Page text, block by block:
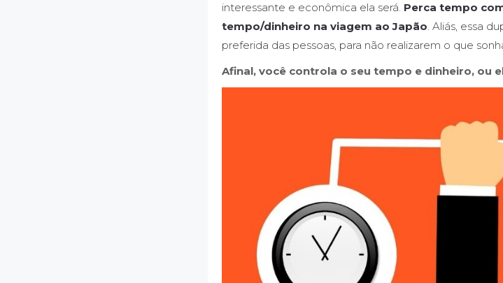
interessante e econômica ela será. Perca tempo
tempo/dinheiro na viagem ao Japão. Aliás, essa
preferida das pessoas, para não realizarem o que
Afinal, você controla o seu tempo e dinheiro, ou